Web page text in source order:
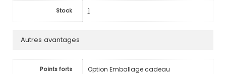
Stock 1
Autres avantages
Points forts Option Emballage cadeau